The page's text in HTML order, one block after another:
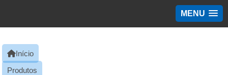
MENU
Início
Produtos